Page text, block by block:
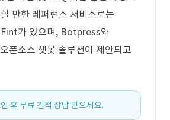
만한 레퍼런스 서비스로는
가 있으며, Botpress와
픈소스 챗봇 솔루션이 제안되고
후 무료 견적 상담 받으세요.